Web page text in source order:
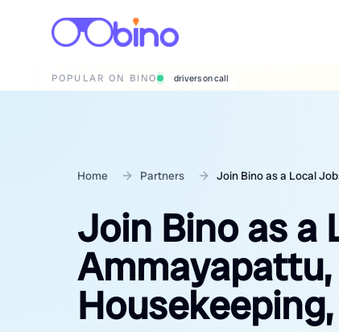
POPULAR ON BINO wedding photographers
Home Partners Join Bino as a Local
Join Bino as a